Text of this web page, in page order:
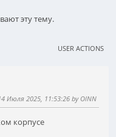
эту тему.
USER ACTIONS
Июля 2025, 11:53:26 by OlNN
корпусе